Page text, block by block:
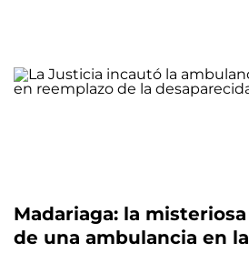
Madariaga: la
de una ambulancia en